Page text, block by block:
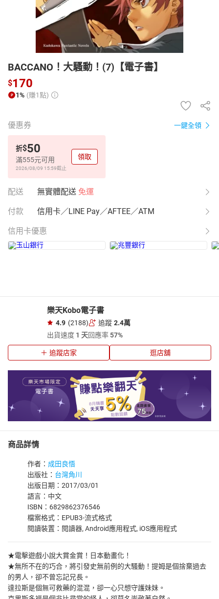
BACCANO！大騷動！(7)【電子書】
$170
1% (賺1點)
優惠券 一鍵全領
折$50
滿555元可用
2026/08/09 15:59截止
領取
配送 無實體配送 免運
付款 信用卡／LINE Pay／AFTEE／ATM
信用卡優惠
樂天Kobo電子書
4.9 (2188) 追蹤 2.4萬
出貨速度 1 天回應率57%
追蹤店家 逛店舖
商品詳情
作者： 成田良悟
出版社： 台灣角川
出版日期：2017/03/01
語言：中文
ISBN：6829862376546
檔案格式：EPUB3-流式格式
閱讀裝置：閱讀器, Android應用程式, iOS應用程式
★電擊遊戲小說大賞金賞！日本動畫化！
★無所不在的巧合，將引發史無前例的大騷動！提姆是個捨棄過去
的男人，卻不曾忘記兄長。
達拉斯是個無可救藥的混混，卻一心只想守護妹妹。